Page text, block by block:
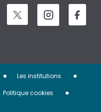
Les institutions
Politique cookies